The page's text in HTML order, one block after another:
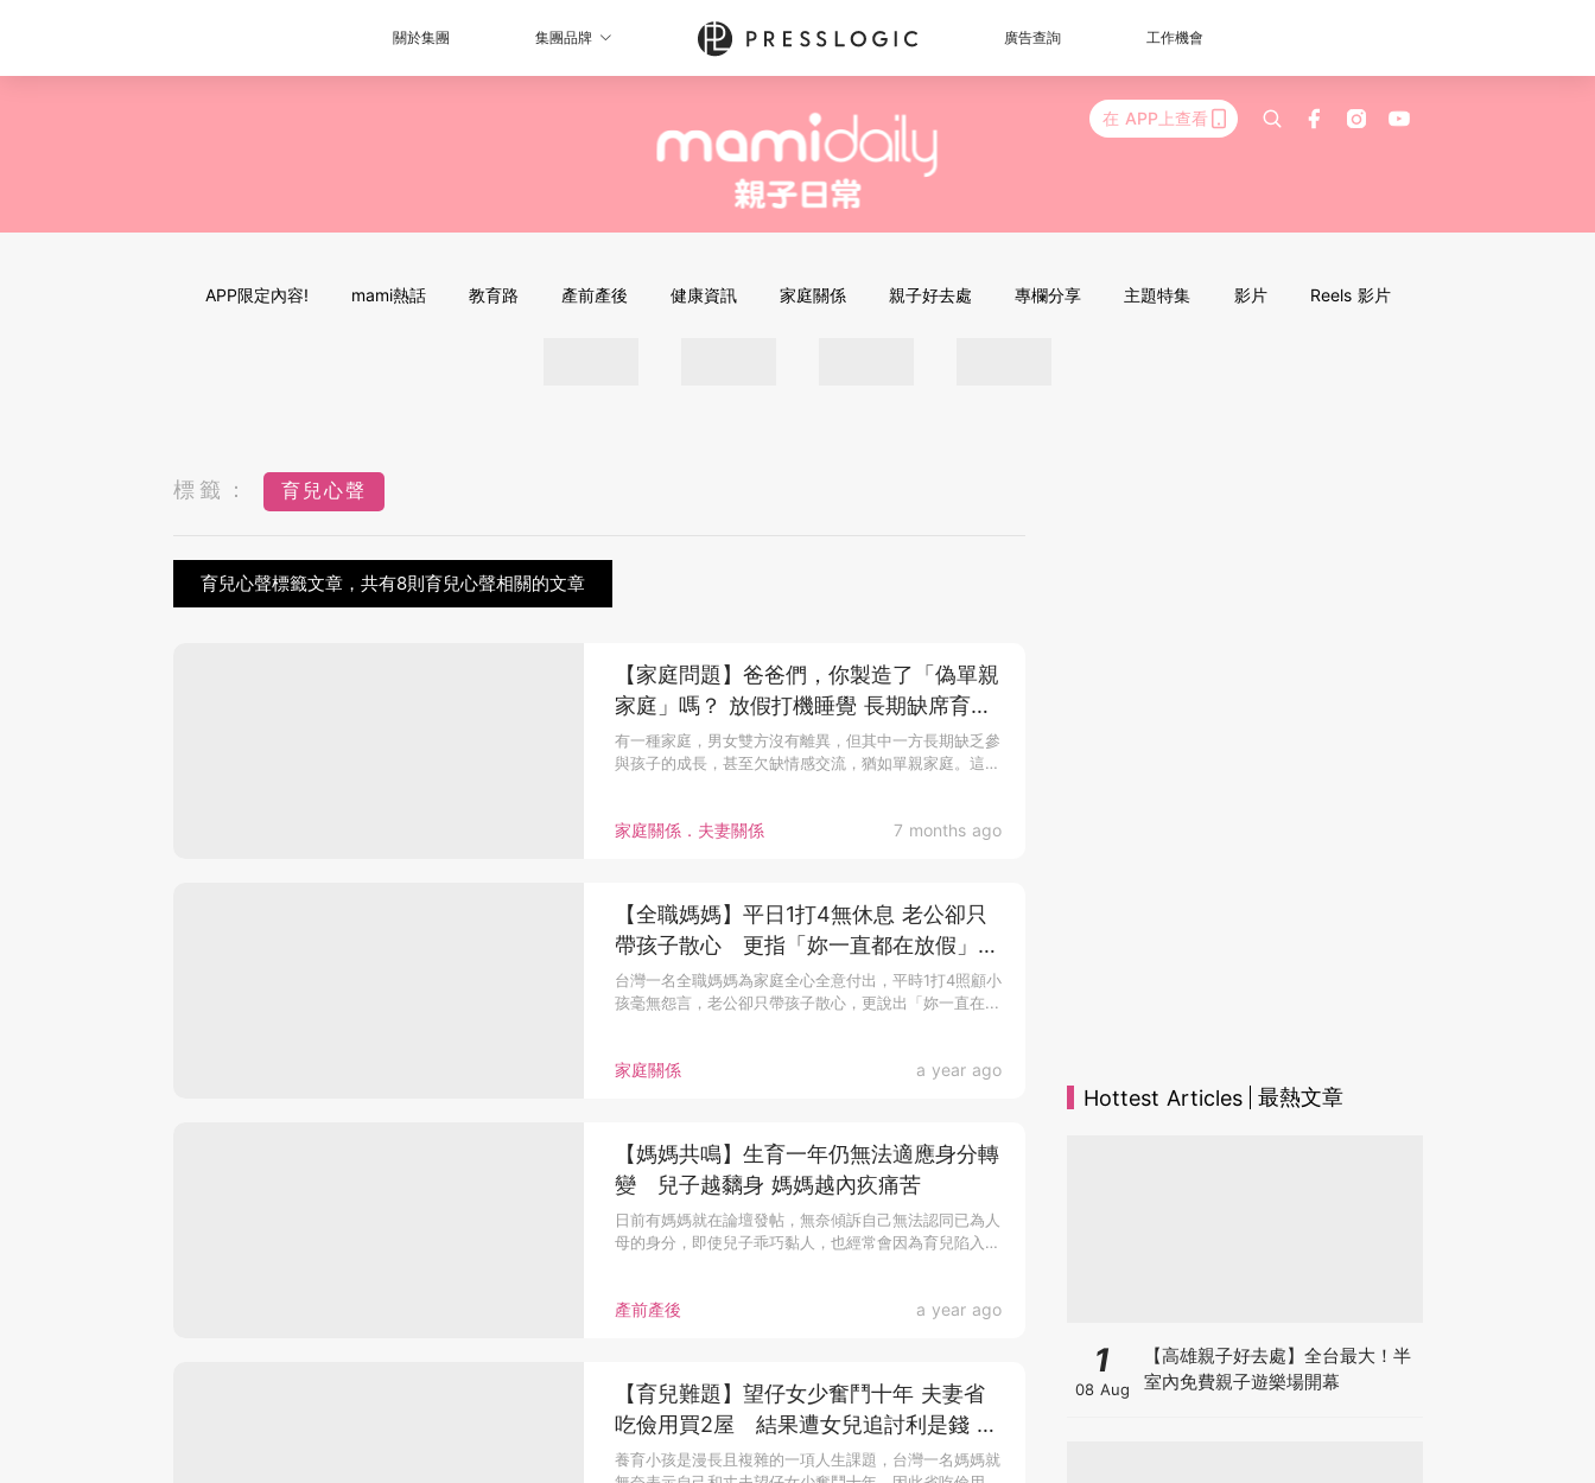
關於集團 集團品牌 廣告查詢 工作機會
在 APP上查看
APP限定內容! mami熱話 教育路 產前產後 健康資訊 家庭關係 親子好去處 專欄分享 主題特集 影片 Reels 影片
標籤： 育兒心聲
育兒心聲標籤文章，共有8則育兒心聲相關的文章
家庭關係．夫妻關係 7 months ago
【家庭問題】爸爸們，你製造了「偽單親
家庭」嗎？ 放假打機睡覺 長期缺席育兒
工作
有一種家庭，男女雙方沒有離異，但其中一方長期缺乏參
與孩子的成長，甚至欠缺情感交流，猶如單親家庭。這
家庭關係 a year ago
【全職媽媽】平日1打4無休息 老公卻只
帶孩子散心 更指「妳一直都在放假」人
妻心碎
台灣一名全職媽媽為家庭全心全意付出，平時1打4照顧小
孩毫無怨言，老公卻只帶孩子散心，更說出「妳一直在...
產前產後 a year ago
【媽媽共鳴】生育一年仍無法適應身分轉
變 兒子越黐身 媽媽越內疚痛苦
日前有媽媽就在論壇發帖，無奈傾訴自己無法認同已為人
母的身分，即使兒子乖巧黏人，也經常會因為育兒陷入
【育兒難題】望仔女少奮鬥十年 夫妻省
吃儉用買2屋 結果遭女兒追討利是錢 母
自嘆失敗
養育小孩是漫長且複雜的一項人生課題，台灣一名媽媽就
Hottest Articles 最熱文章
1
08 Aug
【高雄親子好去處】全台最大！半
室內免費親子遊樂場開幕